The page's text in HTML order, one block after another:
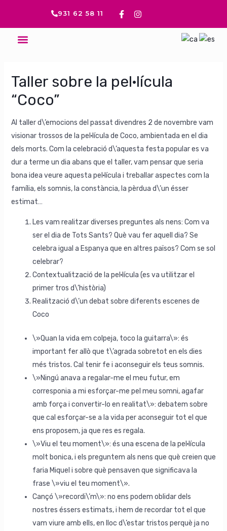
931 62 58 11
F
a
f
I
n
m
Menú
Taller sobre la pel·lícula
“Coco”
Al taller d\’emocions del passat divendres 2 de novembre vam
visionar trossos de la pel·lícula de Coco, ambientada en el dia
dels morts. Com la celebració d\’aquesta festa popular es va
dur a terme un dia abans que el taller, vam pensar que seria
bona idea veure aquesta pel·lícula i treballar aspectes com la
família, els somnis, la constància, la pèrdua d\’un ésser
estimat…
Les vam realitzar diverses preguntes als nens: Com va
ser el dia de Tots Sants? Què vau fer aquell dia? Se
celebra igual a Espanya que en altres països? Com se sol
celebrar?
Contextualització de la pel·lícula (es va utilitzar el
primer tros d\’història)
Realització d\’un debat sobre diferents escenes de
Coco
\»Quan la vida em colpeja, toco la guitarra\»: és
important fer allò que t\’agrada sobretot en els dies
més tristos. Cal tenir fe i aconseguir els teus somnis.
\»Ningú anava a regalar-me el meu futur, em
corresponia a mi esforçar-me pel meu somni, agafar
amb força i convertir-lo en realitat\»: debatem sobre
que cal esforçar-se a la vida per aconseguir tot el que
ens proposem, ja que res es regala.
\»Viu el teu moment\»: és una escena de la pel·lícula
molt bonica, i els preguntem als nens que què creien que
faria Miquel i sobre què pensaven que significava la
frase \»viu el teu moment\».
Cançó \»recordi\’m\»: no ens podem oblidar dels
nostres éssers estimats, i hem de recordar tot el que
vam viure amb ells, en lloc d\’estar tristos perquè ja no